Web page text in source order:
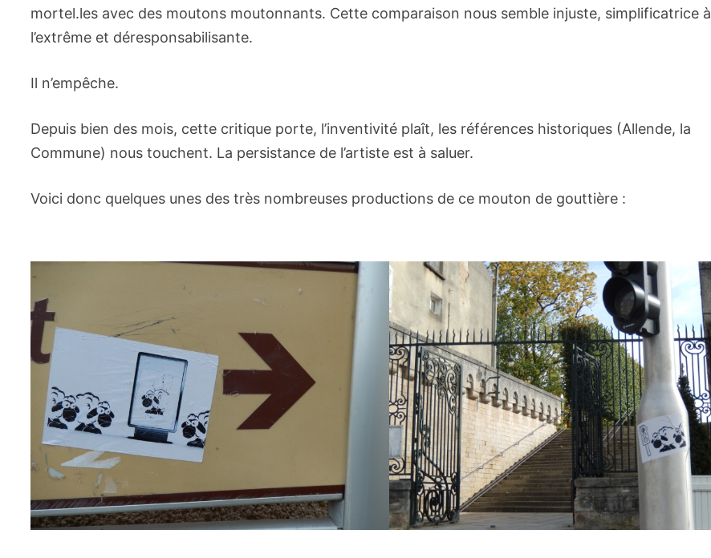
mortel.les avec des moutons moutonnants. Cette comparaison nous semble injuste, simplificatrice à
l’extrême et déresponsabilisante.
Il n’empêche.
Depuis bien des mois, cette critique porte, l’inventivité plaît, les références historiques (Allende, la
Commune) nous touchent. La persistance de l’artiste est à saluer.
Voici donc quelques unes des très nombreuses productions de ce mouton de gouttière :